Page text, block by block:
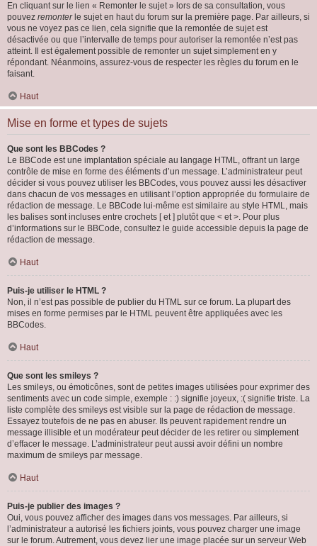
En cliquant sur le lien « Remonter le sujet » lors de sa consultation, vous
pouvez remonterle sujet en haut du forum sur la première page. Par ailleurs, si
vous ne voyez pas ce lien, cela signifie que la remontée de sujet est
désactivée ou que l’intervalle de temps pour autoriser la remontée n’est pas
atteint. Il est également possible de remonter un sujet simplement en y
répondant. Néanmoins, assurez-vous de respecter les règles du forum en le
faisant.
Haut
Mise en forme et types de sujets
Que sont les BBCodes ?
Le BBCode est une implantation spéciale au langage HTML, offrant un large
contrôle de mise en forme des éléments d’un message. L’administrateur peut
décider si vous pouvez utiliser les BBCodes, vous pouvez aussi les désactiver
dans chacun de vos messages en utilisant l’option appropriée du formulaire de
rédaction de message. Le BBCode lui-même est similaire au style HTML, mais
les balises sont incluses entre crochets [ et ] plutôt que < et >. Pour plus
d’informations sur le BBCode, consultez le guide accessible depuis la page de
rédaction de message.
Haut
Puis-je utiliser le HTML ?
Non, il n’est pas possible de publier du HTML sur ce forum. La plupart des
mises en forme permises par le HTML peuvent être appliquées avec les
BBCodes.
Haut
Que sont les smileys ?
Les smileys, ou émoticônes, sont de petites images utilisées pour exprimer des
sentiments avec un code simple, exemple : :) signifie joyeux, :( signifie triste. La
liste complète des smileys est visible sur la page de rédaction de message.
Essayez toutefois de ne pas en abuser. Ils peuvent rapidement rendre un
message illisible et un modérateur peut décider de les retirer ou simplement
d’effacer le message. L’administrateur peut aussi avoir défini un nombre
maximum de smileys par message.
Haut
Puis-je publier des images ?
Oui, vous pouvez afficher des images dans vos messages. Par ailleurs, si
l’administrateur a autorisé les fichiers joints, vous pouvez charger une image
sur le forum. Autrement, vous devez lier une image placée sur un serveur Web